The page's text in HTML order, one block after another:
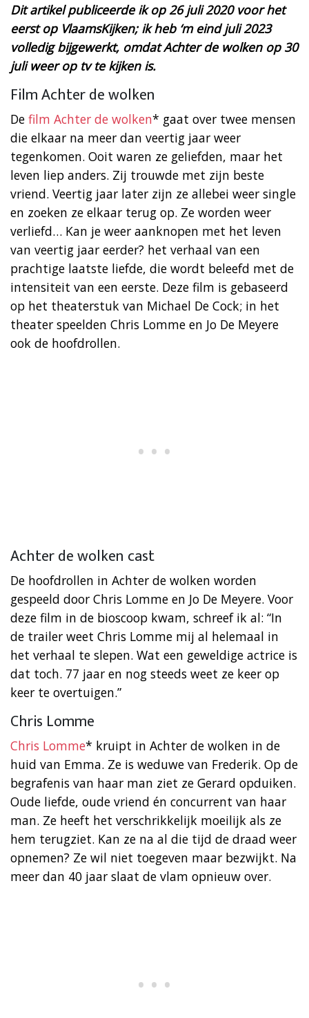
Dit artikel publiceerde ik op 26 juli 2020 voor het
eerst op VlaamsKijken; ik heb ‘m eind juli 2023
volledig bijgewerkt, omdat Achter de wolken op 30
juli weer op tv te kijken is.
Film Achter de wolken
De film Achter de wolken* gaat over twee mensen
die elkaar na meer dan veertig jaar weer
tegenkomen. Ooit waren ze geliefden, maar het
leven liep anders. Zij trouwde met zijn beste
vriend. Veertig jaar later zijn ze allebei weer single
en zoeken ze elkaar terug op. Ze worden weer
verliefd… Kan je weer aanknopen met het leven
van veertig jaar eerder? het verhaal van een
prachtige laatste liefde, die wordt beleefd met de
intensiteit van een eerste. Deze film is gebaseerd
op het theaterstuk van Michael De Cock; in het
theater speelden Chris Lomme en Jo De Meyere
ook de hoofdrollen.
Achter de wolken cast
De hoofdrollen in Achter de wolken worden
gespeeld door Chris Lomme en Jo De Meyere. Voor
deze film in de bioscoop kwam, schreef ik al: “In
de trailer weet Chris Lomme mij al helemaal in
het verhaal te slepen. Wat een geweldige actrice is
dat toch. 77 jaar en nog steeds weet ze keer op
keer te overtuigen.”
Chris Lomme
Chris Lomme* kruipt in Achter de wolken in de
huid van Emma. Ze is weduwe van Frederik. Op de
begrafenis van haar man ziet ze Gerard opduiken.
Oude liefde, oude vriend én concurrent van haar
man. Ze heeft het verschrikkelijk moeilijk als ze
hem terugziet. Kan ze na al die tijd de draad weer
opnemen? Ze wil niet toegeven maar bezwijkt. Na
meer dan 40 jaar slaat de vlam opnieuw over.